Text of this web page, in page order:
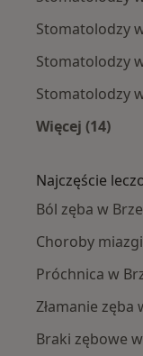
Stomatolodzy
Stomatolodzy
Stomatolodzy
Więcej (14)
Najczęście
Ból zęba w
Choroby
Próchnica w
Złamanie zęba
Braki zębowe